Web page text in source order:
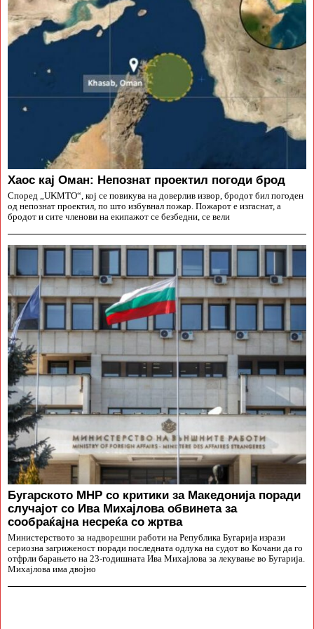
Хаос кај Оман: Непознат проектил погоди брод
Според „UKMTO“, кој се повикува на доверлив извор, бродот бил погоден
од непознат проектил, по што избувнал пожар. Пожарот е изгаснат, а
бродот и сите членови на екипажот се безбедни, се вели
Бугарското МНР со критики за Македонија поради
случајот со Ива Михајлова обвинета за
сообраќајна несреќа со жртва
Министерството за надворешни работи на Република Бугарија изрази
сериозна загриженост поради последната одлука на судот во Кочани да го
отфрли барањето на 23-годишната Ива Михајлова за лекување во Бугарија.
Михајлова има двојно